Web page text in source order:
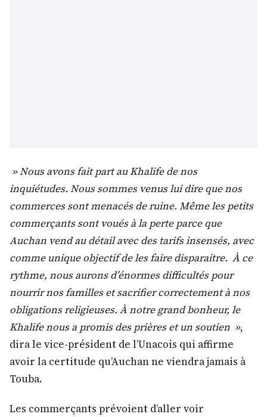
» Nous avons fait part au Khalife de nos
inquiétudes. Nous sommes venus lui dire que nos
commerces sont menacés de ruine. Même les petits
commerçants sont voués à la perte parce que
Auchan vend au détail avec des tarifs insensés, avec
comme unique objectif de les faire disparaitre. À ce
rythme, nous aurons d’énormes difficultés pour
nourrir nos familles et sacrifier correctement à nos
obligations religieuses. À notre grand bonheur, le
Khalife nous a promis des prières et un soutien »,
dira le vice-président de l’Unacois qui affirme
avoir la certitude qu’Auchan ne viendra jamais à
Touba.
Les commerçants prévoient d’aller voir